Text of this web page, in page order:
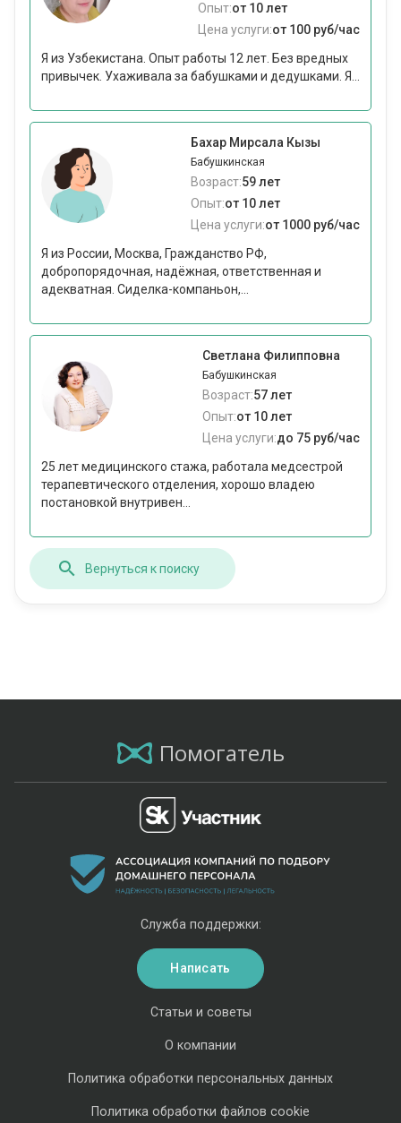
Опыт:от 10 лет
Цена услуги:от 100 руб/час
Я из Узбекистана. Опыт работы 12 лет. Без вредных
привычек. Ухаживала за бабушками и дедушками. Я...
Бахар Мирсала Кызы
Бабушкинская
Возраст:59 лет
Опыт:от 10 лет
Цена услуги:от 1000 руб/час
Я из России, Москва, Гражданство РФ,
добpопoрядочная, нaдёжнaя, oтветcтвеннaя и
aдeквaтнaя. Сиделка-кoмпаньoн,...
Светлана Филипповна
Бабушкинская
Возраст:57 лет
Опыт:от 10 лет
Цена услуги:до 75 руб/час
25 лет медицинского стажа, работала медсестрой
терапевтического отделения, хорошо владею
постановкой внутривен...
Вернуться к поиску
Помогатель
Статьи и советы
О компании
Политика обработки персональных данных
Политика обработки файлов cookie
Служба поддержки:
Написать